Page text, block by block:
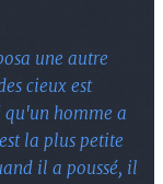
une autre
cieux est
qu'un homme a
la plus petite
il a poussé, il